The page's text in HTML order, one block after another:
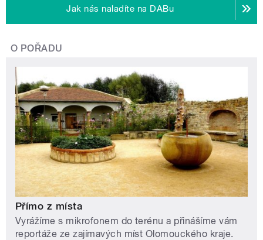
Jak nás naladíte na DABu
O POŘADU
Přímo z místa
Vyrážíme s mikrofonem do terénu a přinášíme vám
reportáže ze zajímavých míst Olomouckého kraje.